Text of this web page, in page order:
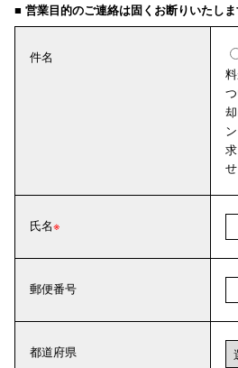
■ 営業目的のご連絡は固くお断りいたしま
件名
求
せ
氏名
郵便番号
都道府県